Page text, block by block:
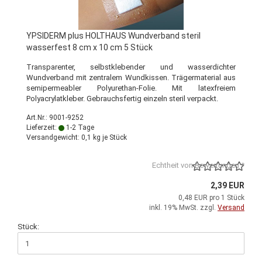
YPSIDERM plus HOLTHAUS Wundverband steril
wasserfest 8 cm x 10 cm 5 Stück
Transparenter, selbstklebender und wasserdichter
Wundverband mit zentralem Wundkissen. Trägermaterial aus
semipermeabler Polyurethan-Folie. Mit latexfreiem
Polyacrylatkleber. Gebrauchsfertig einzeln steril verpackt.
Art.Nr.: 9001-9252
Lieferzeit:
1-2 Tage
Versandgewicht: 0,1 kg je Stück
Echtheit von Bewertungen *
2,39 EUR
0,48 EUR pro 1 Stück
inkl. 19% MwSt. zzgl. Versand
Stück: